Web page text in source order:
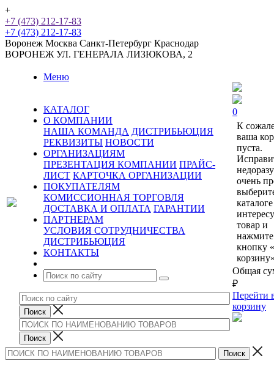
+
+7 (473) 212-17-83
+7 (473) 212-17-83
Воронеж Москва Санкт-Петербург Краснодар
ВОРОНЕЖ УЛ. ГЕНЕРАЛА ЛИЗЮКОВА, 2
Меню
КАТАЛОГ
О КОМПАНИИ
НАША КОМАНДА ДИСТРИБЬЮЦИЯ
РЕКВИЗИТЫ НОВОСТИ
ОРГАНИЗАЦИЯМ
ПРЕЗЕНТАЦИЯ КОМПАНИИ ПРАЙС-
ЛИСТ КАРТОЧКА ОРГАНИЗАЦИИ
ПОКУПАТЕЛЯМ
КОМИССИОННАЯ ТОРГОВЛЯ
ДОСТАВКА И ОПЛАТА ГАРАНТИИ
ПАРТНЕРАМ
УСЛОВИЯ СОТРУДНИЧЕСТВА
ДИСТРИБЬЮЦИЯ
КОНТАКТЫ
0
К
ваша
пуста.
очень
каталоге
товар и
нажмите
кнопку
Общая
₽
Перейти
корзину